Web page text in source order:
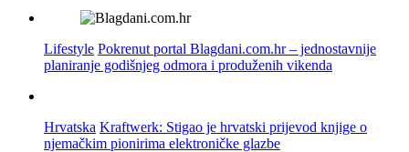
Lifestyle Pokrenut portal Blagdani.com.hr – jednostavnije
planiranje godišnjeg odmora i produženih vikenda
Hrvatska Kraftwerk: Stigao je hrvatski prijevod knjige o
njemačkim pionirima elektroničke glazbe